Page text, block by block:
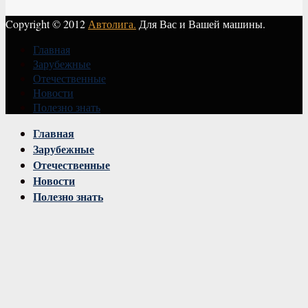
Copyright © 2012Автолига. Для Вас и Вашей машины.
Главная
Зарубежные
Отечественные
Новости
Полезно знать
Главная
Зарубежные
Отечественные
Новости
Полезно знать